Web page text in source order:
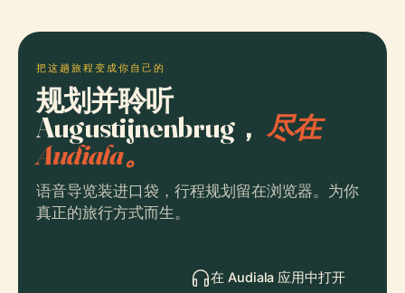
把这趟旅程变成你自己的
规划并聆听
Augustijnenbrug， 尽在
Audiala。
语音导览装进口袋，行程规划留在浏览器。为你
真正的旅行方式而生。
在 Audiala 应用中打开